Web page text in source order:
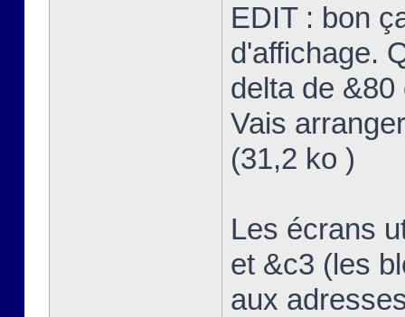
EDIT : bon
d'affichage.
delta de
Vais
(31,2 ko )
Les écrans
et &c3 (les
aux